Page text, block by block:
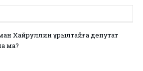
Хайруллин Құрылтайға депутат
ма?